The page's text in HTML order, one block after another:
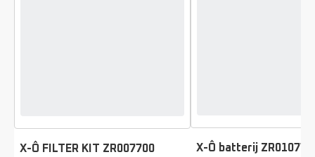
X-Ô FILTER KIT ZR007700
Beoordeling X-Ô batterij ZR010770
Beoordeling